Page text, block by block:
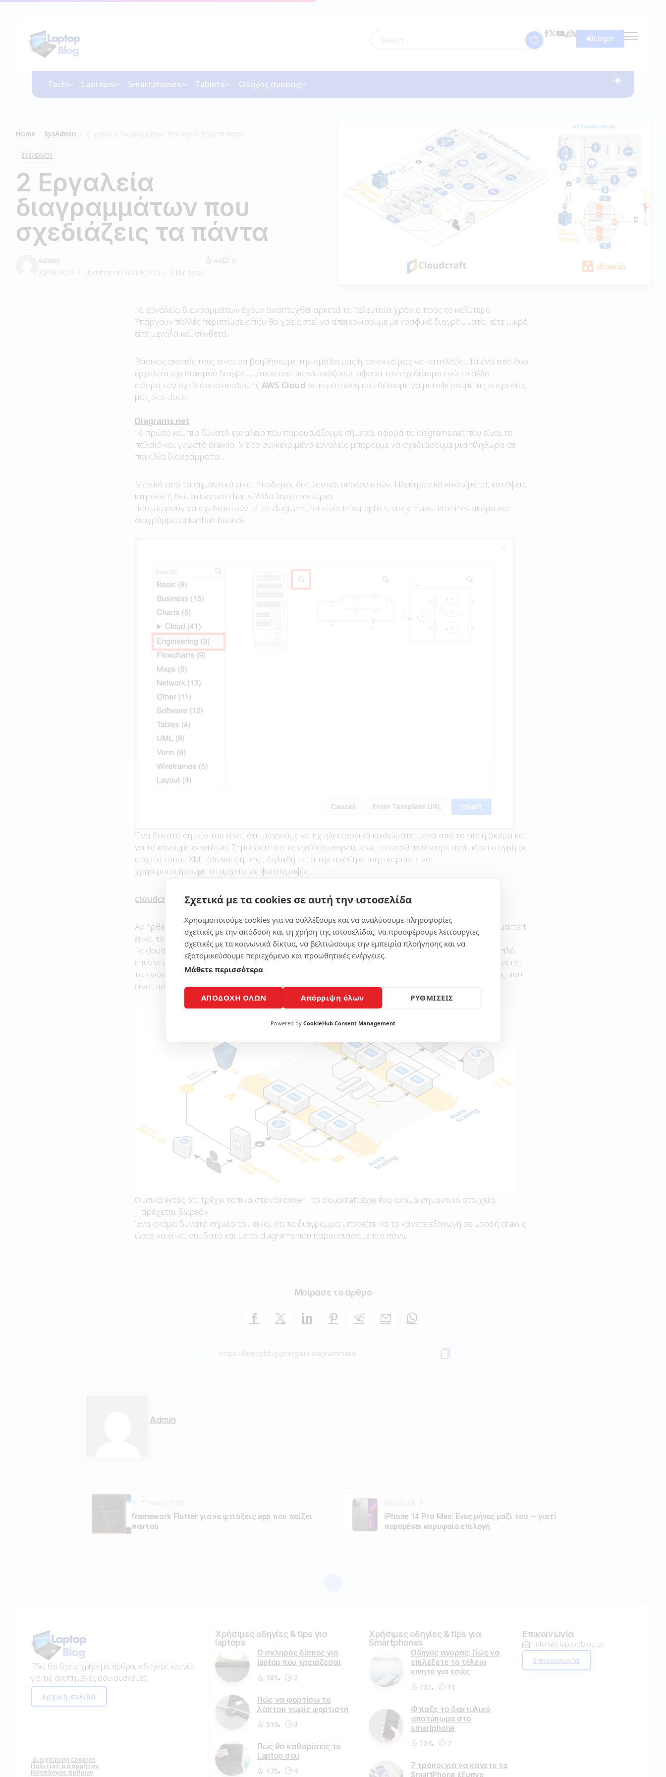
Login
Tech Laptops Smartphones Tablets Οδηγος αγορας
Home SysAdmin 2 Εργαλεία διαγραμμάτων που σχεδιάζεις τα πάντα
SYSADMIN
2 Εργαλεία
διαγραμμάτων που
σχεδιάζεις τα πάντα
Admin
30/08/2022
Updated on 30/10/2025 2 Min Read
44 0
Τα εργαλεία διαγραμμάτων έχουν αναπτυχθεί αρκετά τα τελευταία χρόνια προς το καλύτερο.
Υπάρχουν πολλές περιπτώσεις που θα χρειαστεί να απεικονίσουμε με γραφικά διαγράμματα, είτε μικρά
είτε μεγάλα και σύνθετα.
Βασικός σκοπός τους είναι να βοηθήσουμε την ομάδα μας ή το κοινό μας να καταλάβει. Τα ένα από δυο
εργαλεία σχεδιασμού διαγραμμάτων που παρουσιάζουμε αφορά τον σχεδιασμό ενώ το άλλο
αφορά τον σχεδιασμό υποδομής AWS Cloud σε περίπτωση που θέλουμε να μεταφέρουμε τις υπηρεσίες
μας στο cloud.
Diagrams.net
Το πρώτο και πιο δυνατό εργαλείο που παρουσιάζουμε σήμερα, αφορά το diagrams.net που είναι το
παλαιό και γνωστό draw.io. Με το συγκεκριμένο εργαλείο μπορούμε να σχεδιάσουμε μια πληθώρα σε
ποικιλία διαγράμματα .
Μερικά από τα σημαντικά είναι Υποδομές δικτύου και υπολογιστών, Ηλεκτρονικά κυκλώματα, κατόψεις
κτηρίων ή δωματίων και charts. Άλλα λιγότερο κύρια
που μπορούν να σχεδιαστούν με το diagrams.net είναι infographics, story maps, timelines ακόμα και
διαγράμματα kanban boards.
Ένα δυνατό σημείο του είναι ότι μπορούμε να πχ ηλεκτρονικά κυκλώματα μέσα από το site ή ακόμα και
να το κάνουμε download. Σημειώστε ότι το σχέδιο μπορούμε να το αποθηκεύσουμε ανά πάσα στιγμή σε
αρχεία τύπου XML (draw.io) ή png . Δηλαδή μετά την αποθήκευση μπορούμε να
χρησιμοποιήσουμε το αρχείο ως φωτογραφία.
cloudcraft.co
Αν ήρθε ο καιρός να μεταφέρετε την υπηρεσία σε cloud υποδομή όπως αυτή της AWS , τότε το cloudcraft
είναι το πρώτο Pit stop που θα πρέπει να κάνετε.
Το cloudcraft μπορεί να απεικονίσει διαγράμματα της υποδομής με εξαιρετικό και απλό τρόπο . Απλά
επιλέγετε τους servers ή τα services που θέλετε να κάνετε χρήση στο cloud της amazon και όπου πρέπει
τα ενώνετε μεταξύ τους. Ταυτόχρονα η online εφαρμογή σας ενημερώνει και για το κόστος χρήσης που
είναι πολύ σημαντικό.
Φυσικά εκτός ότι τρέχει τοπικά στον browser , το cloudcraft έχει ένα ακόμα σημαντικό στοιχείο.
Παρέχεται δωρεάν.
Ένα ακόμα δυνατό σημείο του είναι ότι το διάγραμμα μπορείτε να το κάνετε εξαγωγή σε μορφή draw.io
ώστε να είναι συμβατό και με το diagrams που παρουσιάσαμε πιο πάνω.
Μοίρασε το άρθρο
Admin
Previous Post
framework Flutter για να φτιάξεις app που παίζει
παντού
Next Post
iPhone 14 Pro Max: Ένας μήνας μαζί του — γιατί
παραμένει κορυφαία επιλογή
Εδώ θα Βρεις χρήσιμα άρθρα, οδηγούς και νέα
για τις αγαπημένες σου συσκευές.
Αρχική σελίδα
Διαχείριση cookies
Πολιτική απορρήτου
Κατάλογος άρθρων
Χρήσιμες οδηγίες & tips για
laptops
Ο σκληρός δίσκος για
laptop που χρειάζεσαι
183
2
Πώς να φορτίσω το
λάπτοπ χωρίς φορτιστή
519
3
Πως θα καθαρίσεις το
Laptop σου
175
4
Χρήσιμες οδηγίες & tips για
Smartphones
Οδηγός αγοράς: Πώς να
επιλέξετε το τέλειο
κινητό για εσάς
131
11
Φτίαξε το δακτυλικό
αποτύπωμα στο
smartphone
134
7
7 τρόποι για να κάνετε το
SmartPhone έξυπνο
Επικοινωνία
info (at) laptopblog.gr
Επικοινωνία
Σχετικά με τα cookies σε αυτή την ιστοσελίδα
Χρησιμοποιούμε cookies για να συλλέξουμε και να αναλύσουμε πληροφορίες
σχετικές με την απόδοση και τη χρήση της ιστοσελίδας, να προσφέρουμε λειτουργίες
σχετικές με τα κοινωνικά δίκτυα, να βελτιώσουμε την εμπειρία πλοήγησης και να
εξατομικεύσουμε περιεχόμενο και προωθητικές ενέργειες.
Μάθετε περισσότερα
ΑΠΟΔΟΧΗ ΟΛΩΝ Απόρριψη όλων ΡΥΘΜΙΣΕΙΣ
Powered by CookieHub Consent Management